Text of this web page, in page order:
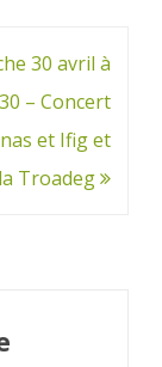
30 avril à
– Concert
et Ifig et
Troadeg